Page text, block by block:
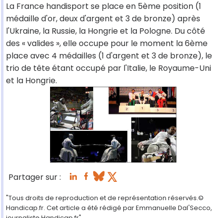
La France handisport se place en 5ème position (1
médaille d'or, deux d'argent et 3 de bronze) après
l'Ukraine, la Russie, la Hongrie et la Pologne. Du côté
des « valides », elle occupe pour le moment la 6ème
place avec 4 médailles (1 d'argent et 3 de bronze), le
trio de tête étant occupé par l'Italie, le Royaume-Uni
et la Hongrie.
Partager sur :
"Tous droits de reproduction et de représentation réservés.©
Handicap.fr. Cet article a été rédigé par Emmanuelle Dal'Secco,